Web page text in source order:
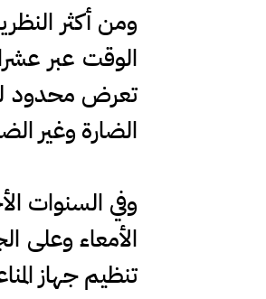
ومن أكثر
الوقت عبر
تعرض محدود
الضارة وغير
وفي السنوات
تنظيم جهاز